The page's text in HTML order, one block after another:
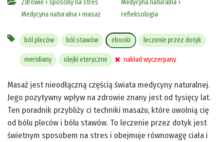
Zdrowie › sposoby na stres
Medycyna naturalna › masaż
Medycyna naturalna›
refleksologia
ból pleców ból stawów ebooki leczenie przez dotyk
meridiany olejki eteryczne nakład wyczerpany
Masaż jest nieodłączną częścią świata medycyny naturalnej.
Jego pozytywny wpływ na zdrowie znany jest od tysięcy lat.
Ten poradnik przybliży ci techniki masażu, które uwolnią cię
od bólu pleców i bólu stawów. To leczenie przez dotyk jest
świetnym sposobem na stres i obejmuje równowagę ciała i